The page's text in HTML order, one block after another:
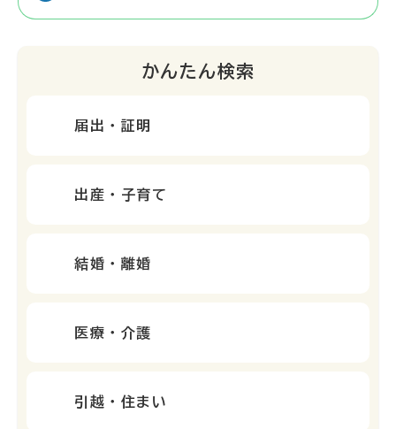
かんたん検索
届出・証明
出産・子育て
結婚・離婚
医療・介護
引越・住まい